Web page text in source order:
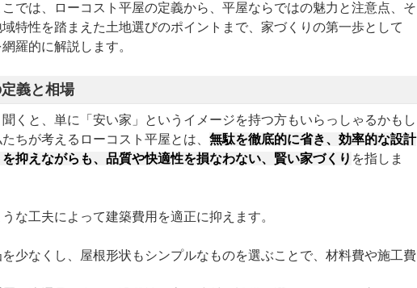
では、ローコスト平屋の定義から、平屋ならではの魅力と注意点、そ
特性を踏まえた土地選びのポイントまで、家づくりの第一歩として
羅的に解説します。
義と相場
聞くと、単に「安い家」というイメージを持つ方もいらっしゃるかもし
ちが考えるローコスト平屋とは、 無駄を徹底的に省き、効率的な設計
抑えながらも、品質や快適性を損なわない、賢い家づくり を指しま
な工夫によって建築費用を適正に抑えます。
少なくし、屋根形状もシンプルなものを選ぶことで、材料費や施工費